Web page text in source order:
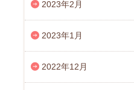
2023年2月
2023年1月
2022年12月